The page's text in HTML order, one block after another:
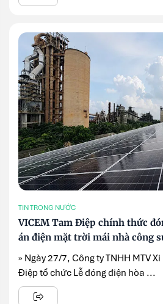
TIN TRONG NƯỚC
VICEM Tam Điệp chính thức
án điện mặt trời mái nhà công
» Ngày 27/7, Công ty TNHH MTV
Điệp tổ chức Lễ đóng điện hòa ...